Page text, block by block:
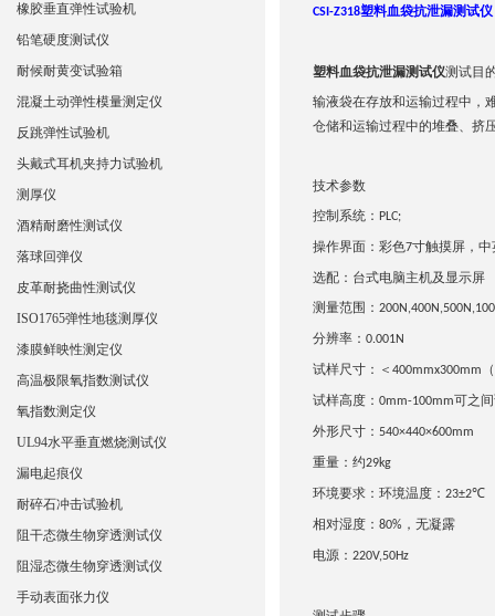
CSI-Z318塑料血袋抗泄漏测试仪
塑料血袋抗泄漏测试仪测试目
输液袋在存放和运输过程中，
仓储和运输过程中的堆叠、挤
技术参数
控制系统： PLC;
操作界面：彩色7寸触摸屏，
选配：台式电脑主机及显示屏
测量范围： 200N,400N,500N,
分辨率： 0.001N
试样尺寸：＜ 400mmx300mm
试样高度： 0mm-100mm可之
外形尺寸： 540×440×600mm
重量：约29kg
环境要求： 环境温度： 23±2℃
相对湿度： 80% ，无凝露
电源： 220V,50Hz
橡胶垂直弹性试验机
铅笔硬度测试仪
耐候耐黄变试验箱
混凝土动弹性模量测定仪
反跳弹性试验机
头戴式耳机夹持力试验机
测厚仪
酒精耐磨性测试仪
落球回弹仪
皮革耐挠曲性测试仪
ISO1765弹性地毯测厚仪
漆膜鲜映性测定仪
高温极限氧指数测试仪
氧指数测定仪
UL94水平垂直燃烧测试仪
漏电起痕仪
耐碎石冲击试验机
阻干态微生物穿透测试仪
阻湿态微生物穿透测试仪
手动表面张力仪